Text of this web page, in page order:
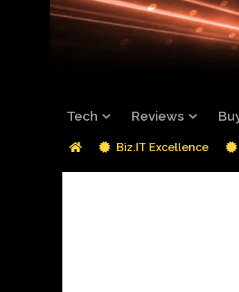
Tech Reviews
Biz.IT Excellence